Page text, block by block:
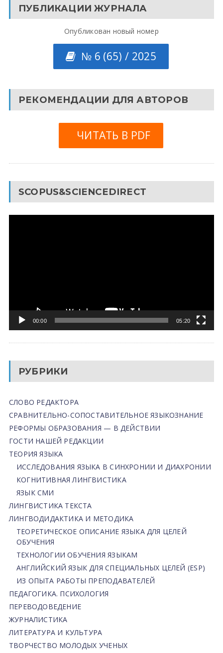
ПУБЛИКАЦИИ ЖУРНАЛА
Опубликован новый номер
№ 6 (65) / 2025
РЕКОМЕНДАЦИИ ДЛЯ АВТОРОВ
ЧИТАТЬ В PDF
SCOPUS&SCIENCEDIRECT
00:00 05:20
РУБРИКИ
СЛОВО РЕДАКТОРА
СРАВНИТЕЛЬНО-СОПОСТАВИТЕЛЬНОЕ ЯЗЫКОЗНАНИЕ
РЕФОРМЫ ОБРАЗОВАНИЯ — В ДЕЙСТВИИ
ГОСТИ НАШЕЙ РЕДАКЦИИ
ТЕОРИЯ ЯЗЫКА
ИССЛЕДОВАНИЯ ЯЗЫКА В СИНХРОНИИ И ДИАХРОНИИ
КОГНИТИВНАЯ ЛИНГВИСТИКА
ЯЗЫК СМИ
ЛИНГВИСТИКА ТЕКСТА
ЛИНГВОДИДАКТИКА И МЕТОДИКА
ТЕОРЕТИЧЕСКОЕ ОПИСАНИЕ ЯЗЫКА ДЛЯ ЦЕЛЕЙ
ОБУЧЕНИЯ
ТЕХНОЛОГИИ ОБУЧЕНИЯ ЯЗЫКАМ
АНГЛИЙСКИЙ ЯЗЫК ДЛЯ СПЕЦИАЛЬНЫХ ЦЕЛЕЙ (ESP)
ИЗ ОПЫТА РАБОТЫ ПРЕПОДАВАТЕЛЕЙ
ПЕДАГОГИКА. ПСИХОЛОГИЯ
ПЕРЕВОДОВЕДЕНИЕ
ЖУРНАЛИСТИКА
ЛИТЕРАТУРА И КУЛЬТУРА
ТВОРЧЕСТВО МОЛОДЫХ УЧЕНЫХ